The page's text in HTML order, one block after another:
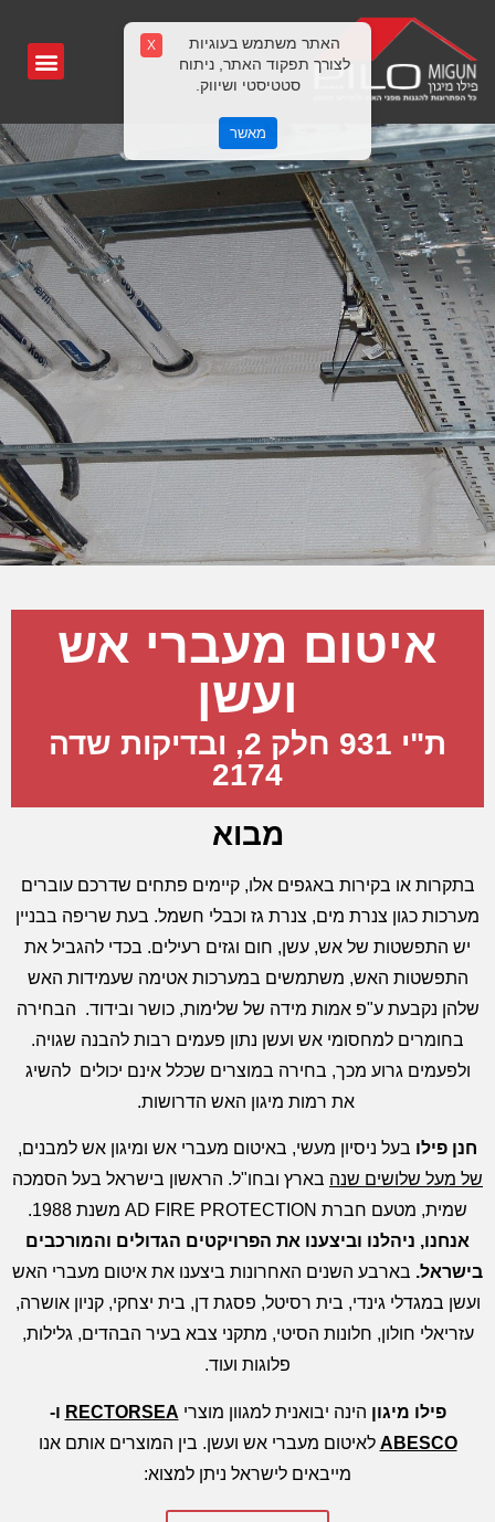
איטום מעברי אש
ועשן
ת"י 931 חלק 2, ובדיקות שדה
2174
מבוא
בתקרות או בקירות באגפים אלו, קיימים פתחים שדרכם עוברים
מערכות כגון צנרת מים, צנרת גז וכבלי חשמל. בעת שריפה בבניין
יש התפשטות של אש, עשן, חום וגזים רעילים. בכדי להגביל את
התפשטות האש, משתמשים במערכות אטימה שעמידות האש
שלהן נקבעת ע"פ אמות מידה של שלימות, כושר ובידוד. הבחירה
בחומרים למחסומי אש ועשן נתון פעמים רבות להבנה שגויה.
ולפעמים גרוע מכך, בחירה במוצרים שכלל אינם יכולים להשיג
את רמות מיגון האש הדרושות.
חנן פילו בעל ניסיון מעשי, באיטום מעברי אש ומיגון אש למבנים,
של מעל שלושים שנה בארץ ובחו"ל. הראשון בישראל בעל הסמכה
שמית, מטעם חברת AD FIRE PROTECTION משנת 1988.
אנחנו, ניהלנו וביצענו את הפרויקטים הגדולים והמורכבים
בישראל. בארבע השנים האחרונות ביצענו את איטום מעברי האש
ועשן במגדלי גינדי, בית רסיטל, פסגת דן, בית יצחקי, קניון אושרה,
עזריאלי חולון, חלונות הסיטי, מתקני צבא בעיר הבהדים, גלילות,
פלוגות ועוד.
פילו מיגון הינה יבואנית למגוון מוצרי RECTORSEA ו-
ABESCO לאיטום מעברי אש ועשן. בין המוצרים אותם אנו
מייבאים לישראל ניתן למצוא:
X
האתר משתמש בעוגיות
לצורך תפקוד האתר, ניתוח
סטטיסטי ושיווק.
מאשר